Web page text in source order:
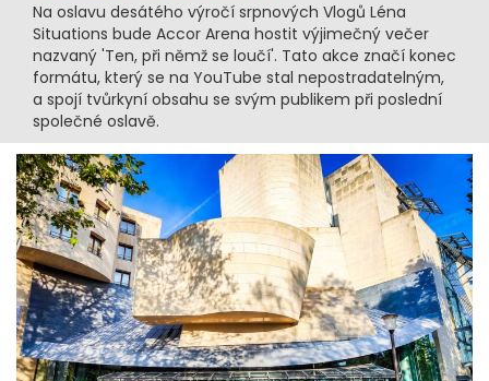
Na oslavu desátého výročí srpnových Vlogů Léna
Situations bude Accor Arena hostit výjimečný večer
nazvaný 'Ten, při němž se loučí'. Tato akce značí konec
formátu, který se na YouTube stal nepostradatelným,
a spojí tvůrkyní obsahu se svým publikem při poslední
společné oslavě.